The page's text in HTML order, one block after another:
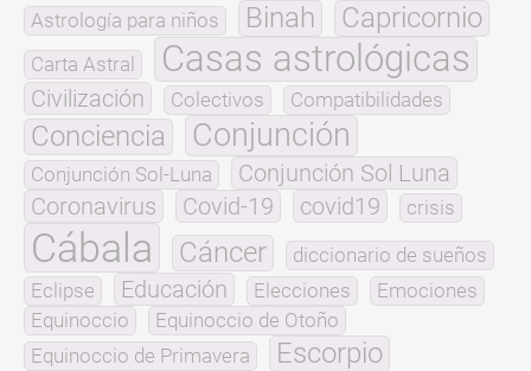
Astrología para niños Binah Capricornio
Carta Astral Casas astrológicas
Civilización Colectivos Compatibilidades
Conciencia Conjunción
Conjunción Sol-Luna
Conjunción Sol Luna
Coronavirus
Covid-19 covid19 crisis
Cábala Cáncer
diccionario de sueños
Eclipse
Educación Elecciones
Emociones
Equinoccio
Equinoccio de Otoño
Equinoccio de Primavera
Escorpio